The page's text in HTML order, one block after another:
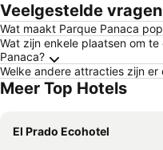
Veelgestelde
Wat maakt Parque Panaca
Wat zijn enkele plaatsen om
Panaca?
Welke andere attracties zijn
Meer Top Hotels
El Prado Ecohotel